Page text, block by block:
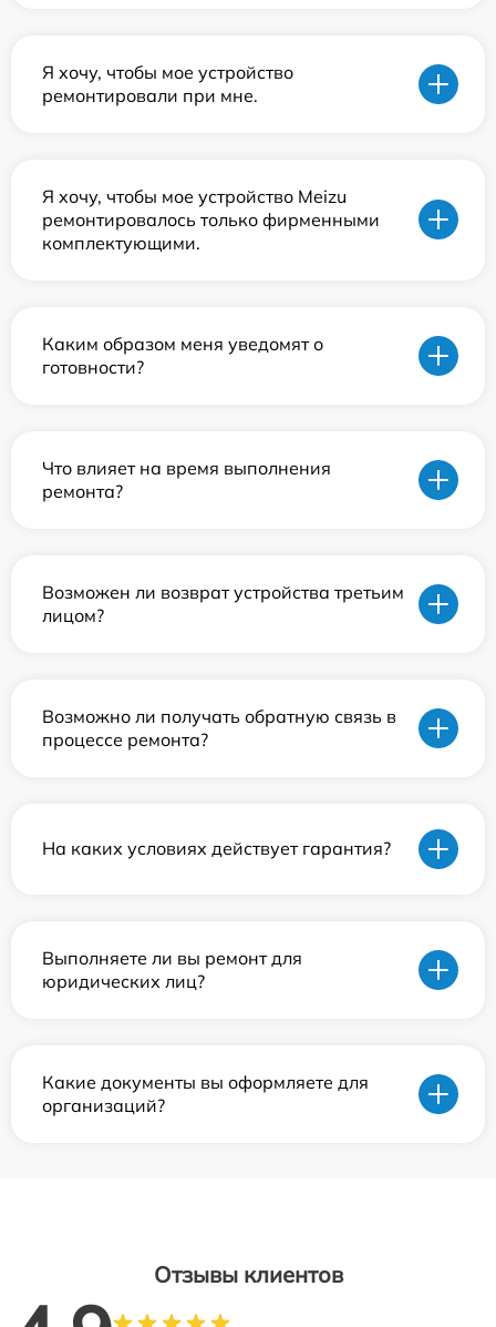
Я хочу, чтобы мое устройство
ремонтировали при мне.
Я хочу, чтобы мое устройство Meizu
ремонтировалось только фирменными
комплектующими.
Каким образом меня уведомят о
готовности?
Что влияет на время выполнения
ремонта?
Возможен ли возврат устройства третьим
лицом?
Возможно ли получать обратную связь в
процессе ремонта?
На каких условиях действует гарантия?
Выполняете ли вы ремонт для
юридических лиц?
Какие документы вы оформляете для
организаций?
Отзывы клиентов